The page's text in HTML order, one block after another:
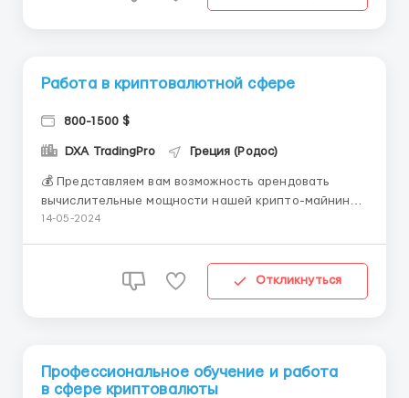
финансовых технологий. Что ...
Работа в криптовалютной сфере
800-1500 $
DXA TradingPro Греция (Родос)
💰 Представляем вам возможность арендовать
вычислительные мощности нашей крипто-майнинг
фермы в облаке и начать добывать криптовалюту
доступ к мощным серверным фермам,
обеспечивающим высокую скорость...
14-05-2024
Откликнуться
Профессиональное обучение и работа
в сфере криптовалюты